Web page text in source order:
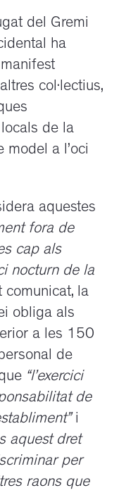
del Gremi
ha
col·lectius,
de la
model a l’oci
aquestes
fora de
cap als
nocturn de la
comunicat, la
obliga als
a les 150
de
“l’exercici
de
i
aquest dret
per
raons que